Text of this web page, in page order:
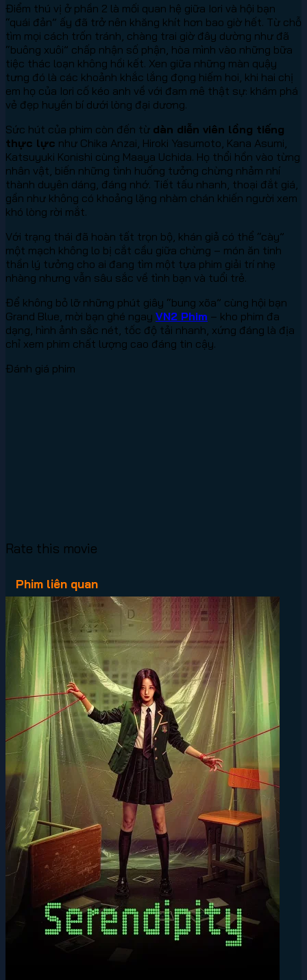
Điểm thú vị ở phần 2 là mối quan hệ giữa Iori và hội bạn
“quái đản” ấy đã trở nên khăng khít hơn bao giờ hết. Từ chỗ
tìm mọi cách trốn tránh, chàng trai giờ đây dường như đã
“buông xuôi” chấp nhận số phận, hòa mình vào những bữa
tiệc thác loạn không hồi kết. Xen giữa những màn quậy
tưng đó là các khoảnh khắc lắng đọng hiếm hoi, khi hai chị
em họ của Iori cố kéo anh về với đam mê thật sự: khám phá
vẻ đẹp huyền bí dưới lòng đại dương.
Sức hút của phim còn đến từ dàn diễn viên lồng tiếng
thực lực như Chika Anzai, Hiroki Yasumoto, Kana Asumi,
Katsuyuki Konishi cùng Maaya Uchida. Họ thổi hồn vào từng
nhân vật, biến những tình huống tưởng chừng nhảm nhí
thành duyên dáng, đáng nhớ. Tiết tấu nhanh, thoại đắt giá,
gần như không có khoảng lặng nhàm chán khiến người xem
khó lòng rời mắt.
Với trạng thái đã hoàn tất trọn bộ, khán giả có thể “cày”
một mạch không lo bị cắt cầu giữa chừng – món ăn tinh
thần lý tưởng cho ai đang tìm một tựa phim giải trí nhẹ
nhàng nhưng vẫn sâu sắc về tình bạn và tuổi trẻ.
Để không bỏ lỡ những phút giây “bung xõa” cùng hội bạn
Grand Blue, mời bạn ghé ngay VN2 Phim – kho phim đa
dạng, hình ảnh sắc nét, tốc độ tải nhanh, xứng đáng là địa
chỉ xem phim chất lượng cao đáng tin cậy.
Đánh giá phim
Rate this movie
Phim liên quan